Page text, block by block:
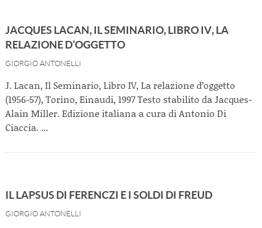
JACQUES LACAN, IL SEMINARIO, LIBRO IV, LA
RELAZIONE D’OGGETTO
GIORGIO ANTONELLI
J. Lacan, Il Seminario, Libro IV, La relazione d’oggetto
(1956-57), Torino, Einaudi, 1997 Testo stabilito da Jacques-
Alain Miller. Edizione italiana a cura di Antonio Di
Ciaccia. ...
IL LAPSUS DI FERENCZI E I SOLDI DI FREUD
GIORGIO ANTONELLI